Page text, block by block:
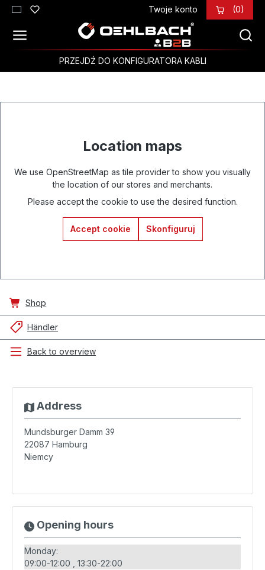
Przejdź do głównej zawartości Twoje konto (0)
PRZEJDŹ DO KONFIGURATORA KABLI
Location maps
We use OpenStreetMap as tile provider to show you visually
the location of our stores and merchants.
Please accept the cookie to use the desired function.
Accept cookie Skonfiguruj
Shop
Händler
Back to overview
Address
Mundsburger Damm 39
22087 Hamburg
Niemcy
Opening hours
Monday:
09:00-12:00
13:30-22:00